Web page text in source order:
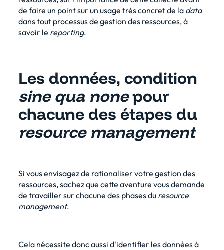
de faire un point sur un usage très concret de la data
dans tout processus de gestion des ressources, à
savoir le reporting.
Les données, condition
sine qua nonepour
chacune des étapes du
resource management
Si vous envisagez de rationaliser votre gestion des
ressources, sachez que cette aventure vous demande
de travailler sur chacune des phases du resource
management.
Cela nécessite donc aussi d'identifier les données à